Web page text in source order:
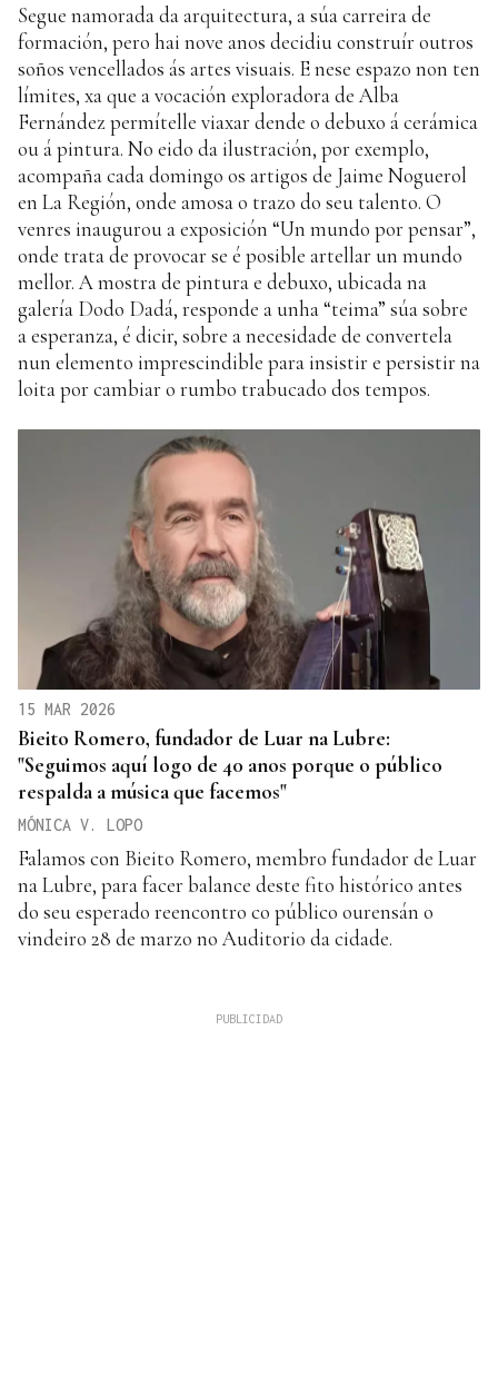
Segue namorada da arquitectura, a súa carreira de
formación, pero hai nove anos decidiu construír outros
soños vencellados ás artes visuais. E nese espazo non ten
límites, xa que a vocación exploradora de Alba
Fernández permítelle viaxar dende o debuxo á cerámica
ou á pintura. No eido da ilustración, por exemplo,
acompaña cada domingo os artigos de Jaime Noguerol
en La Región, onde amosa o trazo do seu talento. O
venres inaugurou a exposición “Un mundo por pensar”,
onde trata de provocar se é posible artellar un mundo
mellor. A mostra de pintura e debuxo, ubicada na
galería Dodo Dadá, responde a unha “teima” súa sobre
a esperanza, é dicir, sobre a necesidade de convertela
nun elemento imprescindible para insistir e persistir na
loita por cambiar o rumbo trabucado dos tempos.
15 MAR 2026
Bieito Romero, fundador de Luar na Lubre:
"Seguimos aquí logo de 40 anos porque o público
respalda a música que facemos"
MÓNICA V. LOPO
Falamos con Bieito Romero, membro fundador de Luar
na Lubre, para facer balance deste fito histórico antes
do seu esperado reencontro co público ourensán o
vindeiro 28 de marzo no Auditorio da cidade.